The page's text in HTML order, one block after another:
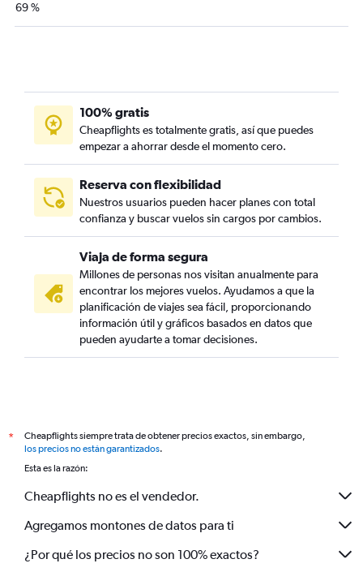
69 %
100% gratis
Cheapflights es totalmente gratis, así que puedes
empezar a ahorrar desde el momento cero.
Reserva con flexibilidad
Nuestros usuarios pueden hacer planes con total
confianza y buscar vuelos sin cargos por cambios.
Viaja de forma segura
Millones de personas nos visitan anualmente para
encontrar los mejores vuelos. Ayudamos a que la
planificación de viajes sea fácil, proporcionando
información útil y gráficos basados en datos que
pueden ayudarte a tomar decisiones.
*
Cheapflights siempre trata de obtener precios exactos, sin embargo,
los precios no están garantizados.
Esta es la razón:
Cheapflights no es el vendedor.
Agregamos montones de datos para ti
¿Por qué los precios no son 100% exactos?